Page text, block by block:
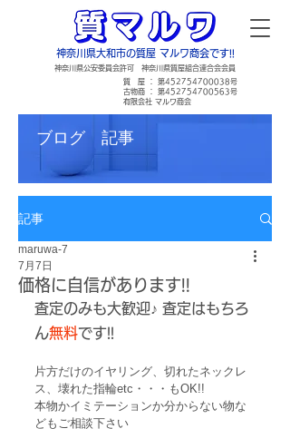
神奈川県大和市の質屋 マルワ商会です!!
​神奈川県公安委員会許可 神奈川県質屋組合連合会会員
​質 屋 ： 第452754700038号
古物商 ： 第452754700563号
​有限会社 マルワ商会
ブログ 記事
記事
価格に自信があります!!
maruwa-7
7月7日
査定のみも大歓迎 ♪ 査定はもちろ
ん無料です!!
片方だけのイヤリング、切れたネックレ
ス、壊れた指輪etc・・・もOK!!
本物かイミテーションか分からない物な
どもご相談下さい